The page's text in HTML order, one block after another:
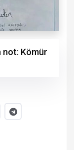
not: Kömür